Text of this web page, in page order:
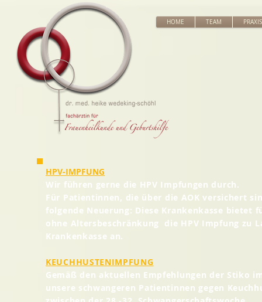
HOME TEAM PRAXIS
HPV-IMPFUNG
Wir führen gerne die HPV Impfungen durch.
Für Patientinnen, die über die AOK versichert
folgende Neuerung: Diese Krankenkasse bietet
ohne Altersbeschränkung die HPV Impfung zu
Krankenkasse an.
KEUCHHUSTENIMPFUNG
Gemäß den aktuellen Empfehlungen der Stiko
unsere schwangeren Patientinnen gegen